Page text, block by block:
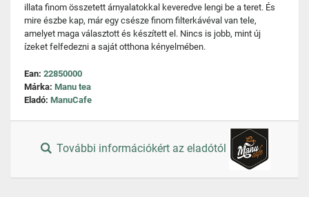
illata finom összetett árnyalatokkal keveredve lengi be a teret. És
mire észbe kap, már egy csésze finom filterkávéval van tele,
amelyet maga választott és készített el. Nincs is jobb, mint új
ízeket felfedezni a saját otthona kényelmében.
Ean: 22850000
Márka: Manu tea
Eladó: ManuCafe
További információkért az eladótól